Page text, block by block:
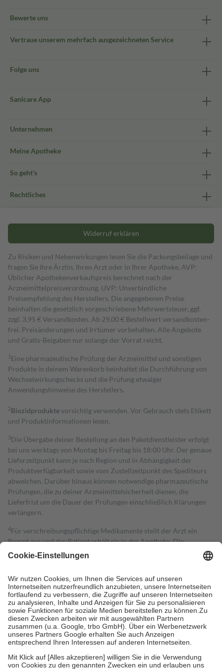
Bewerte uns
Vertraue unserem mehrfach ausgezeichneten Service
Folge uns
Sanicare App
Unternehmen
Meine Apotheke
So geht's
Rechtliches
Widerruf erklären
Zu Risiken und Nebenwirkungen lesen Sie die Packungsbeilage und
fragen Sie Ihre Ärztin, Ihren Arzt oder in Ihrer Apotheke. AVP:
Üblicher Apothekenverkaufspreis berechnet nach der
Arzneimittelpreisverordnung. UVP: Unverbindliche
Preisempfehlung des Herstellers. Die angegebenen Preise
beinhalten die gesetzlich vorgeschriebene Mehrwertsteuer, ggf.
zzgl. 3,95 € Versandkosten. Ab 29,00 € Bestell­wert versand­kosten­
frei. Preisänderungen und Irrtümer vorbehalten. Alle Angebote
und Gratis-Beigaben nur solange der Vorrat reicht.
1 Eine pharmazeutische Prüfung der Arzneimittel und sonstigen
Produkte in deinem Warenkorb beinhaltet die Durchführung von
Wechselwirkungschecks und die Prüfung etwaiger
Anwendungshinweise des Herstellers.
2Biozidproduktevorsichtig verwenden. Vor Gebrauch stets Etikett
und Produktinformationen lesen.
3Die Übergabe deiner Bestellung an den Paketdienstleister erfolgt
bei uns werktags von Montag bis Freitag bis 18:00 Uhr. Der genaue
Lieferzeitpunkt kann je nach Region und in Abhängigkeit der
Produktverfügbarkeit sowie vom Zustellzeitpunkt des Spediteurs
abweichen. Darüber hinaus können notwendige pharmazeutische
Prüfungen, die zu deiner Arzneimittelsicherheit dienen, die
Lieferfrist um die Dauer der Prüfungen einschließlich Klärungen
verlängern.
4Für verschreibungspflichtige Medikamente stellt der Arzt ein
Rezept aus und der Patient erhält sie in der Apotheke. Die
gesetzliche Krankenversicherung übernimmt in der Regel die
Kosten dafür, der Versicherte trägt einen Teil davon als Zuzahlung
Grundsätzlich leisten Mitglieder Zuzahlungen in Höhe von zehn
Prozent des Abgabepreises,mindestens jedochfünf Euround
höchstens zehn Euro.Es sind jedoch nie mehr als die tatsächlichen
Kosten der Leistung zu entrichten.
Diese Regeln gelten grundsätzlich auch für Online-Apotheken.
Bei Heilmitteln und häuslicher Krankenpflege beträgt die
Zuzahlung zehn Prozent der Kosten sowie zehn Euro je
Verordnung.
Um das Engagement der Versicherten für ihre eigene Gesundheit zu